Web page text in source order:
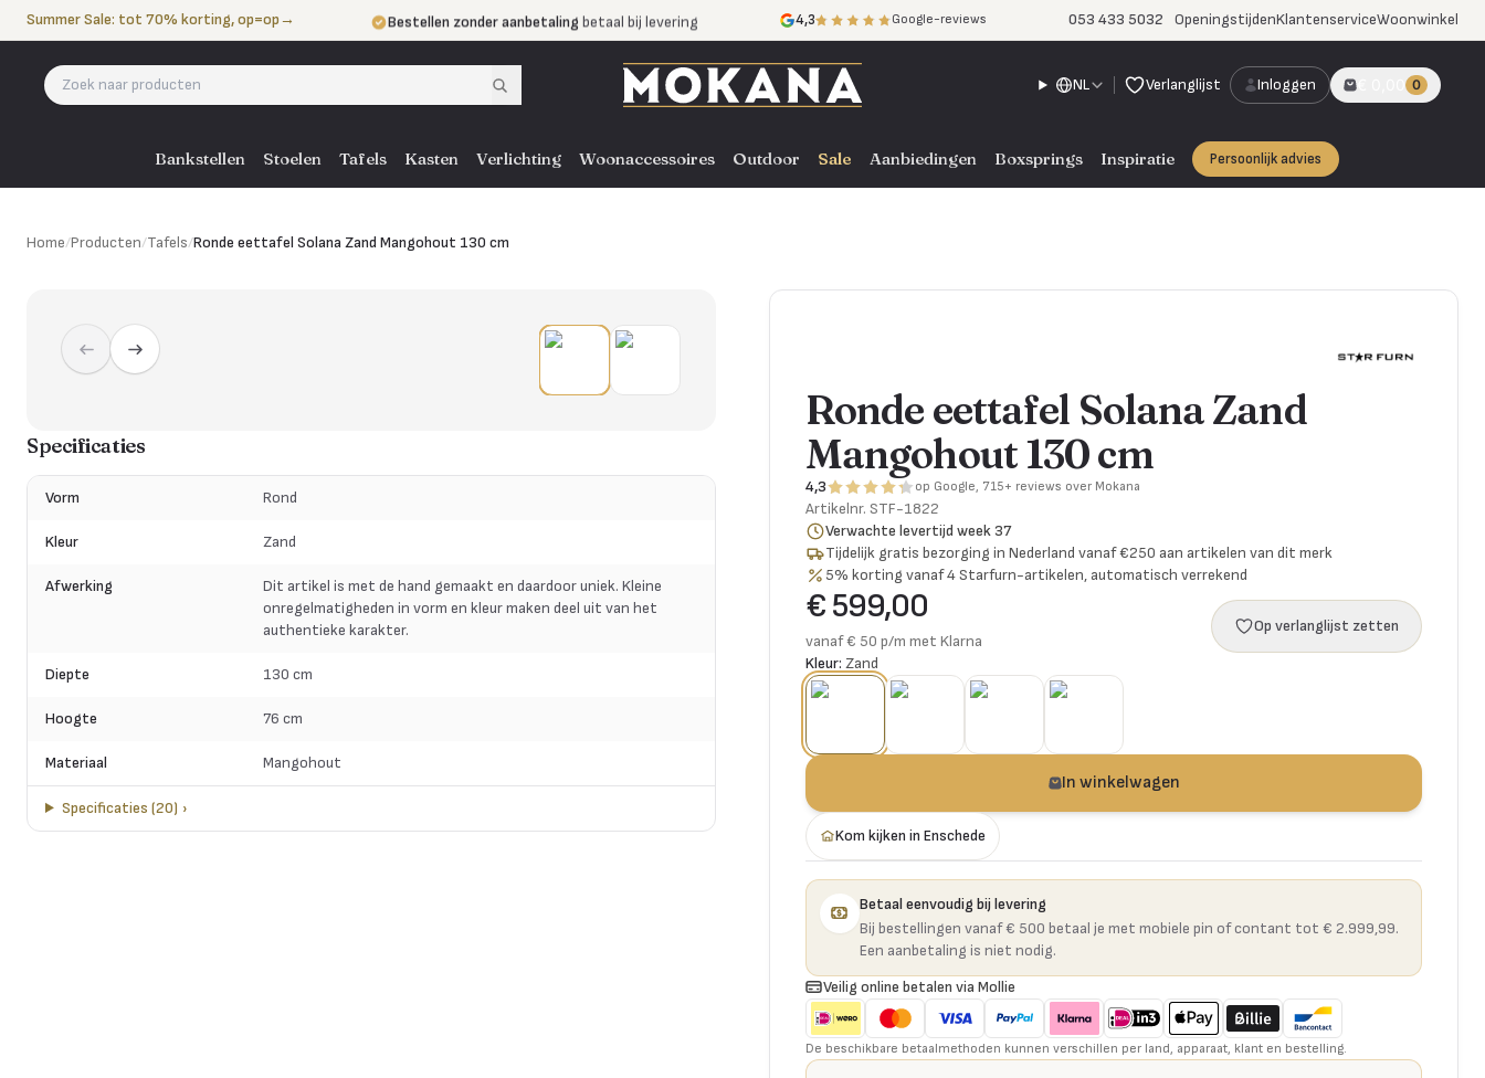
Naar de inhoud
Summer Sale: tot 70% korting, op=op→ Bestellen zonder aanbetaling betaal bij levering
Eigen bezorgdienst door heel NL, BE en DE
4,3 Google-reviews 053 433 5032 OpeningstijdenKlantenserviceWoonwinkel
NL Verlanglijst Inloggen € 0,00 0
Bankstellen Stoelen Tafels Kasten Verlichting Woonaccessoires Outdoor Sale Aanbiedingen Boxsprings Inspiratie Persoonlijk advies
Home/Producten/Tafels/Ronde eettafel Solana Zand Mangohout 130 cm
Specificaties
Vorm Rond
Kleur Zand
Afwerking
Dit artikel is met de hand gemaakt en daardoor uniek. Kleine
onregelmatigheden in vorm en kleur maken deel uit van het
authentieke karakter.
Diepte 130 cm
Hoogte 76 cm
Materiaal Mangohout
Specificaties (20) ›
Ronde eettafel Solana Zand
Mangohout 130 cm
4,3 op Google, 715+ reviews over Mokana
Artikelnr. STF-1822
Verwachte levertijd week 37
Tijdelijk gratis bezorging in Nederland vanaf €250 aan artikelen van dit merk
5% korting vanaf 4 Starfurn-artikelen, automatisch verrekend
€ 599,00
vanaf € 50 p/m met Klarna
Op verlanglijst zetten
Kleur: Zand
In winkelwagen
Kom kijken in Enschede
Betaal eenvoudig bij levering
Bij bestellingen vanaf € 500 betaal je met mobiele pin of contant tot € 2.999,99.
Een aanbetaling is niet nodig.
Veilig online betalen via Mollie
De beschikbare betaalmethoden kunnen verschillen per land, apparaat, klant en bestelling.